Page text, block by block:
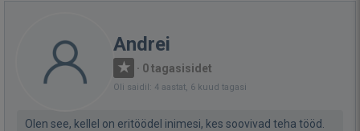
Andrei
· 0 tagasisidet
Oli saidil: 4 aastat, 6 kuud tagasi
Olen see, kellel on eritöödel inimesi, kes soovivad teha tööd.